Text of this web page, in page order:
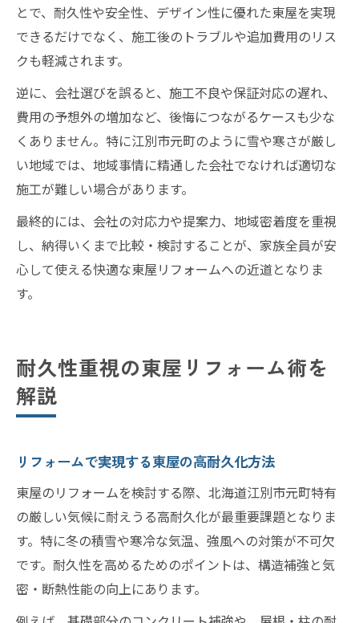
とで、耐久性や安全性、デザイン性に優れた東屋を実現
できるだけでなく、施工後のトラブルや追加費用のリス
クも軽減されます。
逆に、会社選びを誤ると、施工不良や保証対応の遅れ、
費用の予想外の増加など、後悔につながるケースも少な
くありません。特に江別市元町のように雪や寒さが厳し
い地域では、地域事情に精通した会社でなければ適切な
施工が難しい場合があります。
最終的には、会社の対応力や提案力、地域密着度を重視
し、納得いくまで比較・検討することが、家族全員が安
心して使える快適な東屋リフォームへの近道となりま
す。
耐久性重視の東屋リフォーム術を
解説
リフォームで実現する東屋の高耐久化方法
東屋のリフォームを検討する際、北海道江別市元町特有
の厳しい気候に耐えうる高耐久化が最重要課題となりま
す。特に冬の積雪や寒冷な気温、強風への対策が不可欠
です。耐久性を高めるためのポイントは、構造補強と気
密・断熱性能の向上にあります。